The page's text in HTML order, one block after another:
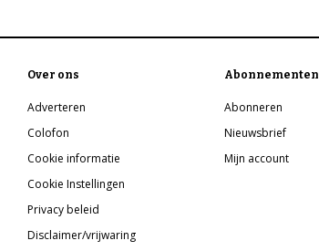
Over ons
Adverteren
Colofon
Cookie informatie
Cookie Instellingen
Privacy beleid
Disclaimer/vrijwaring
Abonnementen
Abonneren
Nieuwsbrief
Mijn account